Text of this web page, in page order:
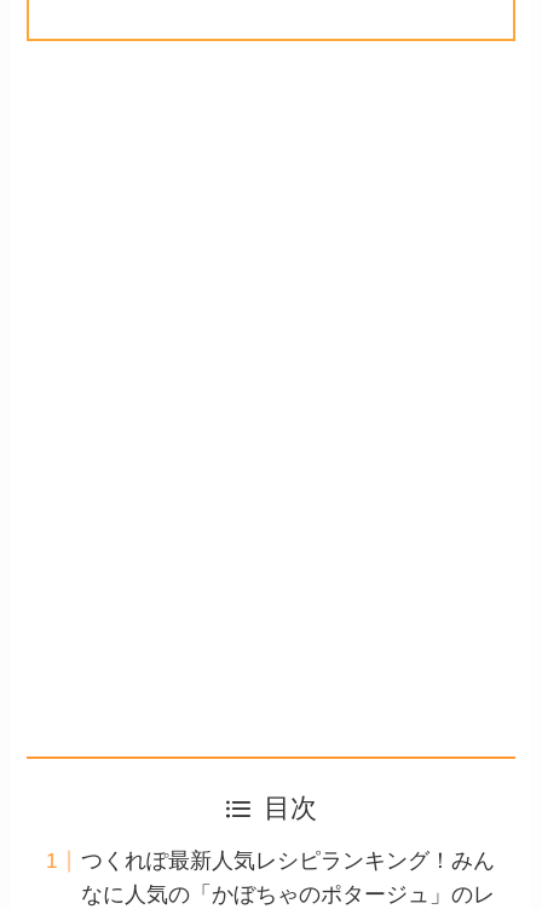
目次
つくれぽ最新人気レシピランキング！みん
なに人気の「かぼちゃのポタージュ」のレ